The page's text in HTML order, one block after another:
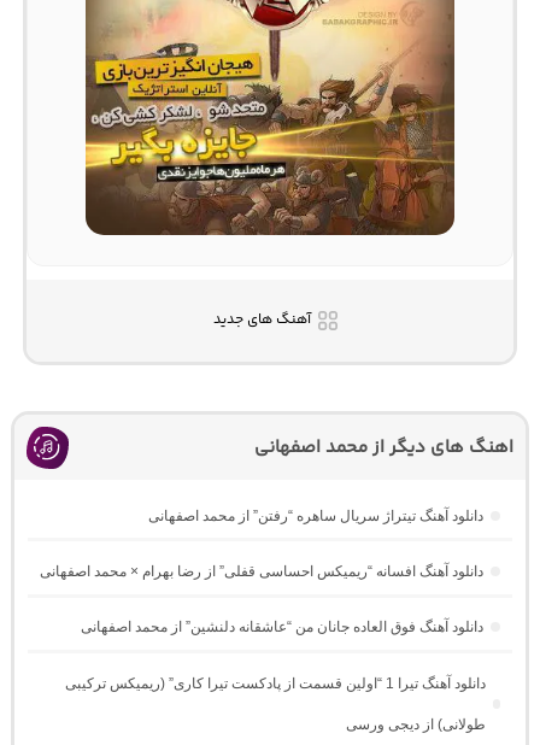
آهنگ های جدید
اهنگ های دیگر از محمد اصفهانی
دانلود آهنگ تیتراژ سریال ساهره “رفتن” از محمد اصفهانی
دانلود آهنگ افسانه “ریمیکس احساسی قفلی” از رضا بهرام × محمد اصفهانی
دانلود آهنگ فوق العاده جانان من “عاشقانه دلنشین” از محمد اصفهانی
دانلود آهنگ تیرا 1 “اولین قسمت از پادکست تیرا کاری” (ریمیکس ترکیبی
طولانی) از دیجی ورسی